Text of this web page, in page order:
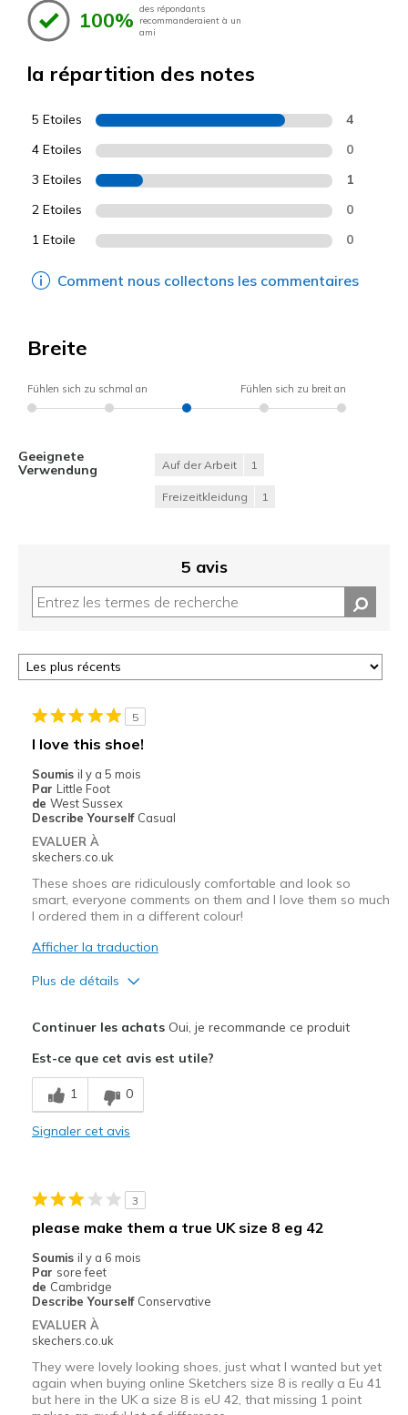
100% des répondants
recommanderaient à un
ami
la répartition des notes
5 Etoiles 4
4 Etoiles 0
3 Etoiles 1
2 Etoiles 0
1 Etoile 0
Comment nous collectons les commentaires
Breite
Fühlen sich zu schmal an Fühlen sich zu breit an
Geeignete
Verwendung
Auf der Arbeit 1
Freizeitkleidung 1
5 avis
5
I love this shoe!
Soumis il y a 5 mois
Par Little Foot
de West Sussex
Describe Yourself Casual
EVALUER À
skechers.co.uk
These shoes are ridiculously comfortable and look so
smart, everyone comments on them and I love them so much
I ordered them in a different colour!
Afficher la traduction
Plus de détails
Breathe Well
Comfortable
Les meilleures utilisations
Going Out
Sizing
Feels true to size
View On Shoes
Shoes are for Wearing
Continuer les achatsOui, je recommande ce produit
Est-ce que cet avis est utile?
1 0
Signaler cet avis
3
please make them a true UK size 8 eg 42
Soumis il y a 6 mois
Par sore feet
de Cambridge
Describe Yourself Conservative
EVALUER À
skechers.co.uk
They were lovely looking shoes, just what I wanted but yet
again when buying online Sketchers size 8 is really a Eu 41
but here in the UK a size 8 is eU 42, that missing 1 point